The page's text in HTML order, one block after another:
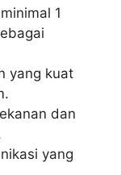
1
yang kuat
dan
yang